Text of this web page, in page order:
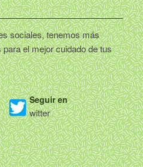
sociales, tenemos más
el mejor cuidado de tus
Seguir en
witter